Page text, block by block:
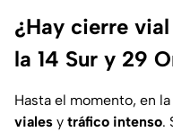
¿Hay cierre
la 14 Sur y 29
Hasta el momento, en
viales y tráfico intenso.